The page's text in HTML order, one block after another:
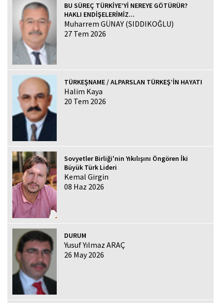
BU SÜREÇ TÜRKİYE’Yİ NEREYE GÖTÜRÜR?
HAKLI ENDİŞELERİMİZ...
Muharrem GÜNAY (SIDDIKOĞLU)
27 Tem 2026
TÜRKEŞNAME / ALPARSLAN TÜRKEŞ’İN HAYATI
Halim Kaya
20 Tem 2026
Sovyetler Birliği'nin Yıkılışını Öngören İki
Büyük Türk Lideri
Kemal Girgin
08 Haz 2026
DURUM
Yusuf Yılmaz ARAÇ
26 May 2026